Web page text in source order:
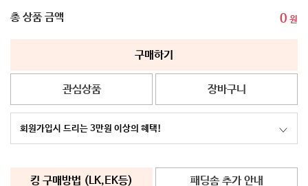
총 상품 금액 0 원
구매하기
관심상품 장바구니
회원가입시 드리는 3만원 이상의 혜택!
킹 구매방법 (LK,EK등) 패딩솜 추가 안내